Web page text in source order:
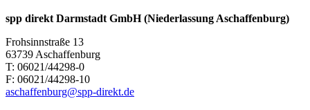
spp direkt Darmstadt GmbH (Niederlassung Aschaffenburg)
Frohsinnstraße 13
63739 Aschaffenburg
T: 06021/44298-0
F: 06021/44298-10
aschaffenburg@spp-direkt.de